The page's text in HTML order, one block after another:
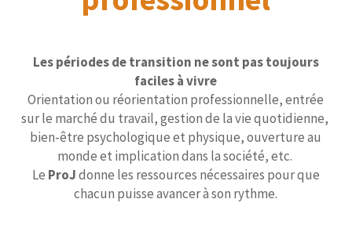
Les périodes de transition ne sont pas toujours
faciles à vivre
Orientation ou réorientation professionnelle, entrée
sur le marché du travail, gestion de la vie quotidienne,
bien-être psychologique et physique, ouverture au
monde et implication dans la société, etc.
Le ProJdonne les ressources nécessaires pour que
chacun puisse avancer à son rythme.